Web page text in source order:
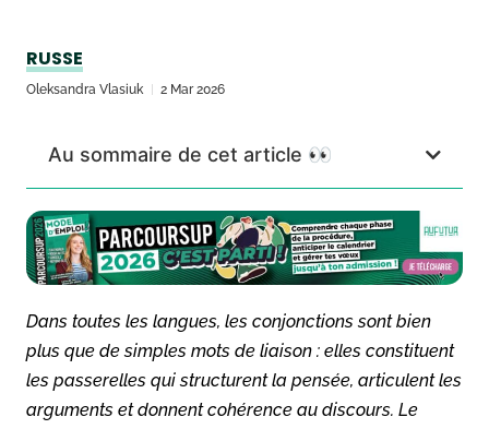
RUSSE
Oleksandra Vlasiuk 2 Mar 2026
Au sommaire de cet article 👀
Dans toutes les langues, les conjonctions sont bien
plus que de simples mots de liaison : elles constituent
les passerelles qui structurent la pensée, articulent les
arguments et donnent cohérence au discours. Le